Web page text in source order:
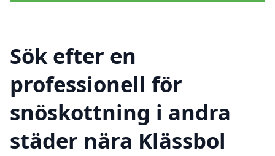
Sök efter en
professionell för
snöskottning i andra
städer nära Klässbol